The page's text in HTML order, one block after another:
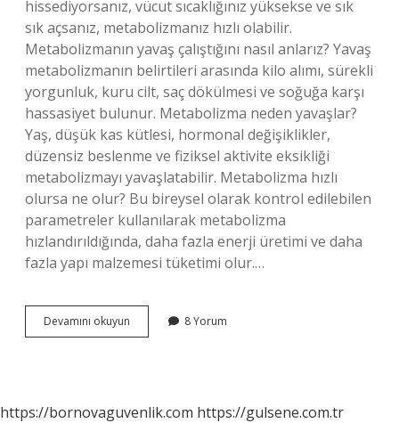
hissediyorsanız, vücut sıcaklığınız yüksekse ve sık
sık açsanız, metabolizmanız hızlı olabilir.
Metabolizmanın yavaş çalıştığını nasıl anlarız? Yavaş
metabolizmanın belirtileri arasında kilo alımı, sürekli
yorgunluk, kuru cilt, saç dökülmesi ve soğuğa karşı
hassasiyet bulunur. Metabolizma neden yavaşlar?
Yaş, düşük kas kütlesi, hormonal değişiklikler,
düzensiz beslenme ve fiziksel aktivite eksikliği
metabolizmayı yavaşlatabilir. Metabolizma hızlı
olursa ne olur? Bu bireysel olarak kontrol edilebilen
parametreler kullanılarak metabolizma
hızlandırıldığında, daha fazla enerji üretimi ve daha
fazla yapı malzemesi tüketimi olur.…
Devamını okuyun
Metabolizması
8 Yorum
https://bornovaguvenlik.com https://gulsene.com.tr